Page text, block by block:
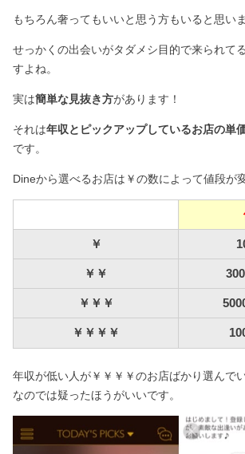
もちろん奢ってもいいと思う方もいると思いま
せっかくの出会いがタダメシ目的で来られて
すよね。
実は簡単な見抜き方があります！
それは年収とピックアップしているお店の単
です。
Dineから選べるお店は￥の数によって値段が
￥
￥￥
￥￥￥
￥￥￥￥
年収が低い人が￥￥￥￥のお店ばかり選んで
なのでは疑ったほうがいいです。